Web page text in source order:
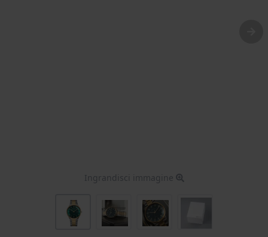
Ingrandisci immagine